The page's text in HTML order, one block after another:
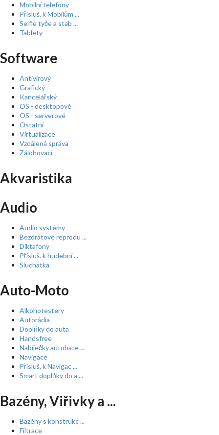
Mobilní telefony
Přísluš. k Mobilům ...
Selfie tyče a stab ...
Tablety
Software
Antivirový
Grafický
Kancelářský
OS - desktopové
OS - serverové
Ostatní
Virtualizace
Vzdálená správa
Zálohovací
Akvaristika
Audio
Audio systémy
Bezdrátové reprodu ...
Diktafony
Přísluš. k hudební ...
Sluchátka
Auto-Moto
Alkohotestery
Autorádia
Doplňky do auta
Handsfree
Nabíječky autobate ...
Navigace
Přísluš. k Navigac ...
Smart doplňky do a ...
Bazény, Viřivky a ...
Bazény s konstrukc ...
Filtrace